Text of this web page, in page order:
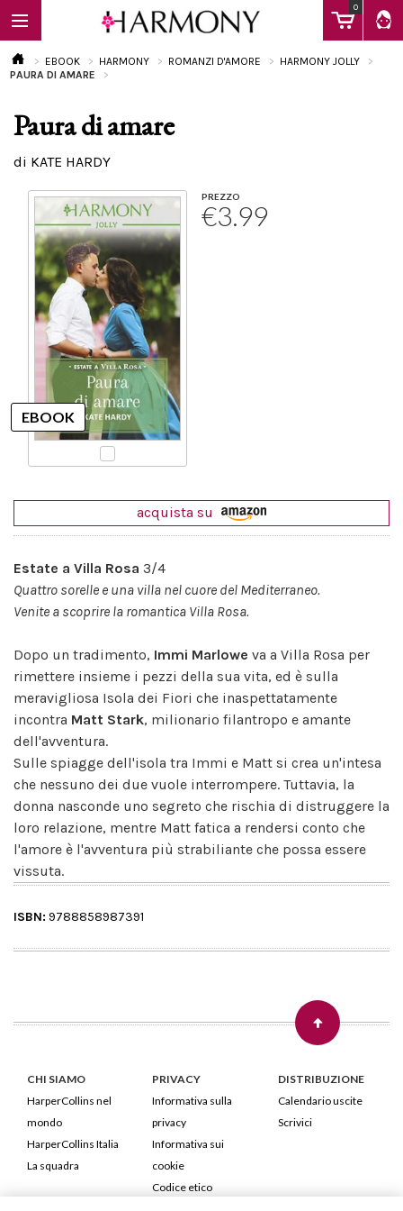
0
EBOOK
Calendario
EBOOK HARMONY ROMANZI D'AMORE
HARMONY JOLLY
PAURA DI AMARE
Paura di amare
di KATE HARDY
PREZZO
€3.99
acquista su
Estate a Villa Rosa 3/4
Quattro sorelle e una villa nel cuore del Mediterraneo.
Venite a scoprire la romantica Villa Rosa.
Dopo un tradimento, Immi Marlowe va a Villa Rosa per
rimettere insieme i pezzi della sua vita, ed è sulla
meravigliosa Isola dei Fiori che inaspettatamente
incontra Matt Stark, milionario filantropo e amante
dell'avventura.
Sulle spiagge dell'isola tra Immi e Matt si crea un'intesa
che nessuno dei due vuole interrompere. Tuttavia, la
donna nasconde uno segreto che rischia di distruggere la
loro relazione, mentre Matt fatica a rendersi conto che
l'amore è l'avventura più strabiliante che possa essere
vissuta.
ISBN: 9788858987391
CHI SIAMO
HarperCollins nel
mondo
HarperCollins Italia
La squadra
PRIVACY
Informativa sulla
privacy
Informativa sui
cookie
Codice etico
DISTRIBUZIONE
Calendario uscite
Scrivici